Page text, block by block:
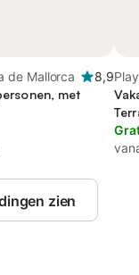
de Mallorca
8,9
met
zien